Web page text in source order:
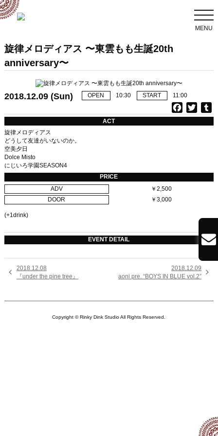
MENU
旋律メロディアス 〜東雲もも生誕20th
anniversary〜
2018.12.09 (Sun) OPEN 10:30 START 11:00
a
o
k
w
r
u
ACT
旋律メロディアス
どうして友達がいないのか。
空美夕日
Dolce Misto
にじいろ学園SEASON4
PRICE
ADV
￥2,500
DOOR
￥3,000
(+1drink)
EVENT DETAIL

2018.12.08
『under the pine tree』
2018.12.09
aoni pre. “BOYS IN BLUE vol.2”


Copyright © Rinky Dink Studio All Rights Reserved.